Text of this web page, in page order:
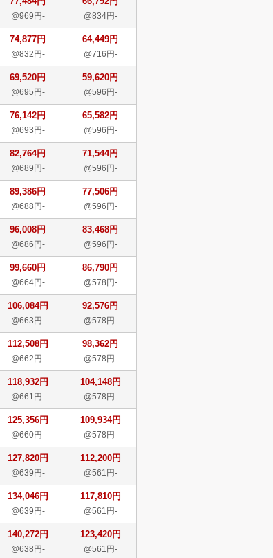
@969円- @834円-
74,877円
@832円-
64,449円
@716円-
69,520円
@695円-
59,620円
@596円-
76,142円
@693円-
65,582円
@596円-
82,764円
@689円-
71,544円
@596円-
89,386円
@688円-
77,506円
@596円-
96,008円
@686円-
83,468円
@596円-
99,660円
@664円-
86,790円
@578円-
106,084円
@663円-
92,576円
@578円-
112,508円
@662円-
98,362円
@578円-
118,932円
@661円-
104,148円
@578円-
125,356円
@660円-
109,934円
@578円-
127,820円
@639円-
112,200円
@561円-
134,046円
@639円-
117,810円
@561円-
140,272円
@638円-
123,420円
@561円-